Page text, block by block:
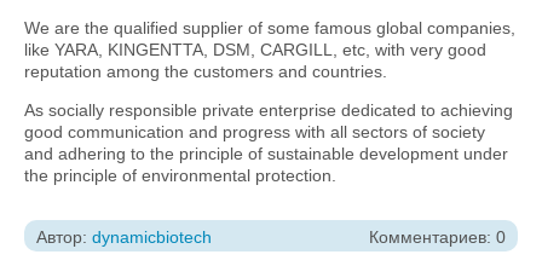
We are the qualified supplier of some famous global companies,
like YARA, KINGENTTA, DSM, CARGILL, etc, with very good
reputation among the customers and countries.
As socially responsible private enterprise dedicated to achieving
good communication and progress with all sectors of society
and adhering to the principle of sustainable development under
the principle of environmental protection.
Автор: dynamicbiotech Комментариев: 0